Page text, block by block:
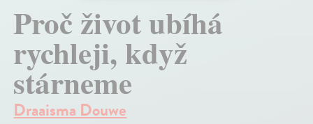
Proč život ubíhá
rychleji, když
stárneme
Draaisma Douwe